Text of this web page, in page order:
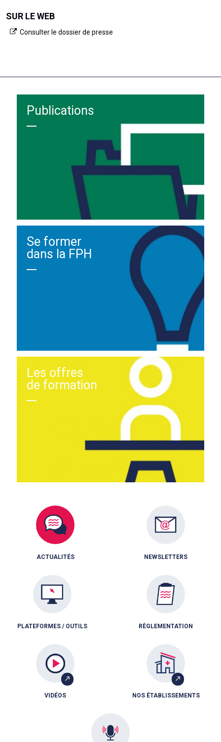
SUR LE WEB
Consulter le dossier de presse
Publications
Se former
dans la FPH
Les offres
de formation
ACTUALITÉS NEWSLETTERS
PLATEFORMES / OUTILS RÈGLEMENTATION
VIDÉOS NOS ÉTABLISSEMENTS